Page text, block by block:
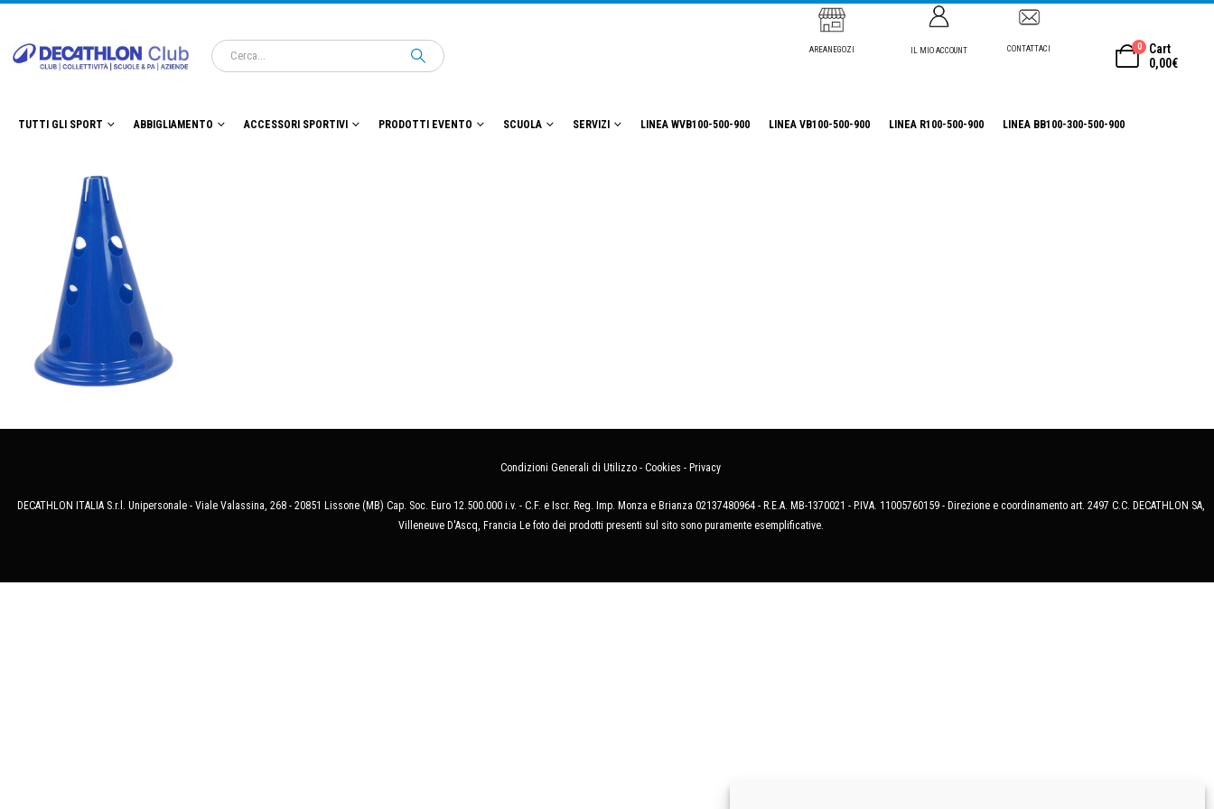
AREANEGOZI IL MIO ACCOUNT CONTATTACI 0
Cart
0,00€
TUTTI GLI SPORT ABBIGLIAMENTO ACCESSORI SPORTIVI PRODOTTI EVENTO SCUOLA SERVIZI LINEA WVB100-500-900 LINEA VB100-500-900 LINEA R100-500-900 LINEA BB100-300-500-900
Condizioni Generali di Utilizzo - Cookies - Privacy
DECATHLON ITALIA S.r.l. Unipersonale - Viale Valassina, 268 - 20851 Lissone (MB) Cap. Soc. Euro 12.500.000 i.v. - C.F. e Iscr. Reg. Imp. Monza e Brianza 02137480964 - R.E.A. MB-1370021 - P.IVA. 11005760159 - Direzione e coordinamento art. 2497 C.C. DECATHLON SA,
Villeneuve D'Ascq, Francia Le foto dei prodotti presenti sul sito sono puramente esemplificative.